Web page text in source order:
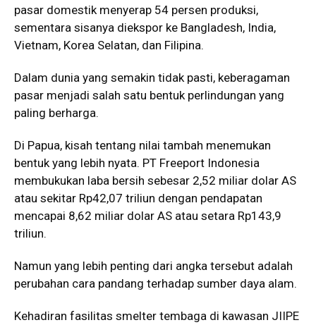
pasar domestik menyerap 54 persen produksi,
sementara sisanya diekspor ke Bangladesh, India,
Vietnam, Korea Selatan, dan Filipina.
Dalam dunia yang semakin tidak pasti, keberagaman
pasar menjadi salah satu bentuk perlindungan yang
paling berharga.
Di Papua, kisah tentang nilai tambah menemukan
bentuk yang lebih nyata. PT Freeport Indonesia
membukukan laba bersih sebesar 2,52 miliar dolar AS
atau sekitar Rp42,07 triliun dengan pendapatan
mencapai 8,62 miliar dolar AS atau setara Rp143,9
triliun.
Namun yang lebih penting dari angka tersebut adalah
perubahan cara pandang terhadap sumber daya alam.
Kehadiran fasilitas smelter tembaga di kawasan JIIPE